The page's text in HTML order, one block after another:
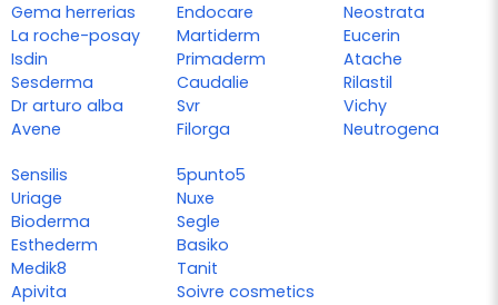
Gema herrerias
La roche-posay
Isdin
Sesderma
Dr arturo alba
Avene
Endocare
Martiderm
Primaderm
Caudalie
Svr
Filorga
Neostrata
Eucerin
Atache
Rilastil
Vichy
Neutrogena
Sensilis
Uriage
Bioderma
Esthederm
Medik8
Apivita
5punto5
Nuxe
Segle
Basiko
Tanit
Soivre cosmetics